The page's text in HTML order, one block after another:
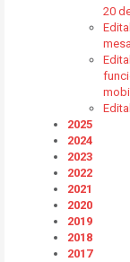
20
2025
2024
2023
2022
2021
2020
2019
2018
2017